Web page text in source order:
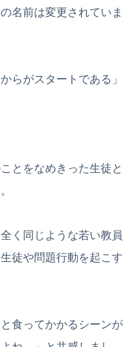
名前は変更されていま
らがスタートである」
とをなめきった生徒と
く同じような若い教員
徒や問題行動を起こす
食ってかかるシーンが